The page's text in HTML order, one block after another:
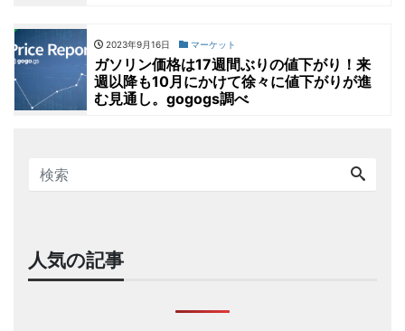
2023年9月16日 マーケット
ガソリン価格は17週間ぶりの値下がり！来
週以降も10月にかけて徐々に値下がりが進
む見通し。gogogs調べ
人気の記事